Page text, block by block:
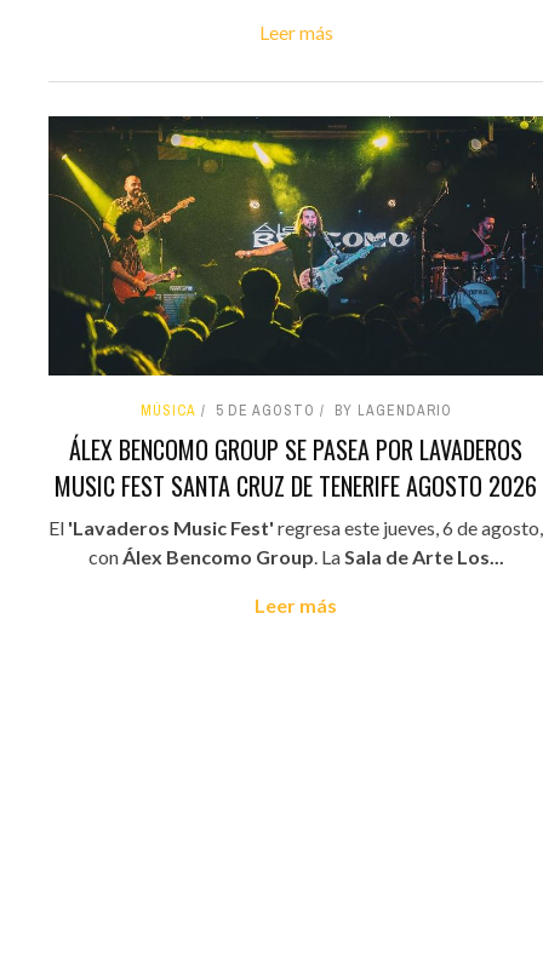
Leer más
MÚSICA 5 DE AGOSTO BY LAGENDARIO
ÁLEX BENCOMO GROUP SE PASEA POR LAVADEROS
MUSIC FEST SANTA CRUZ DE TENERIFE AGOSTO 2026
El 'Lavaderos Music Fest' regresa este jueves, 6 de agosto,
conÁlex Bencomo Group. LaSala de Arte Los...
Leer más